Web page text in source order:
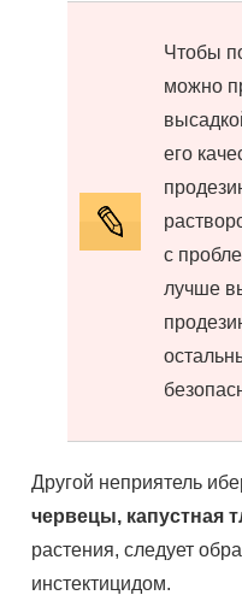
Чтобы
можно
его
с
лучше
Другой неприятель
червецы, капустная
растения, следует
инстектицидом.